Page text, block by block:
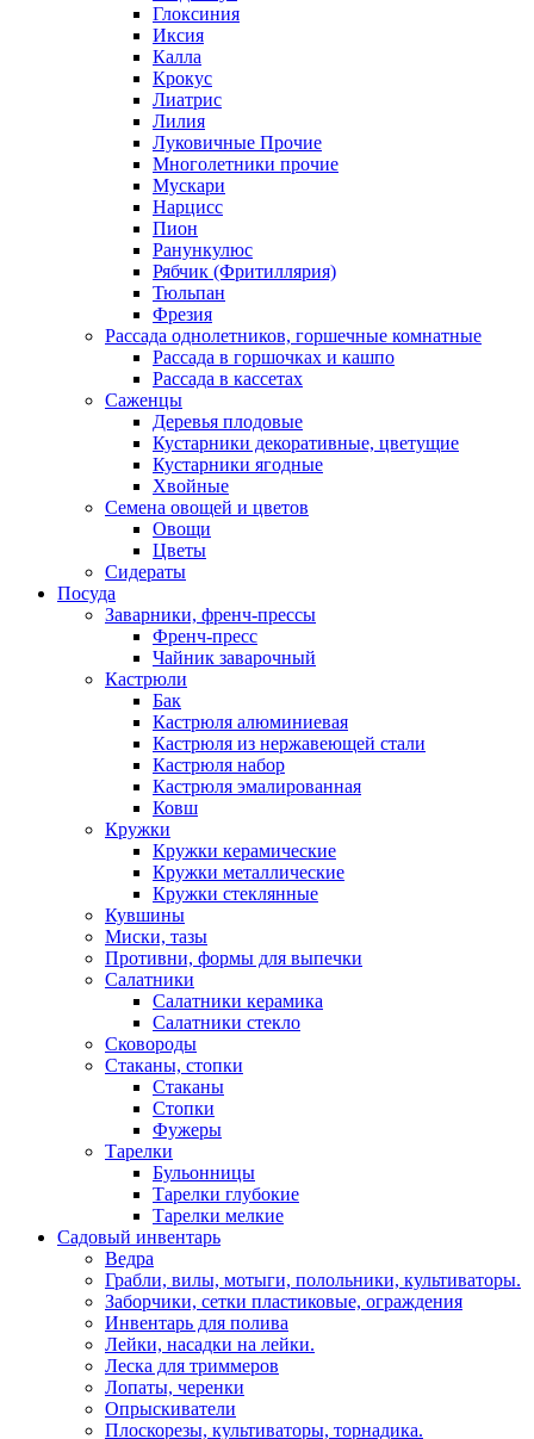
Глоксиния
Иксия
Калла
Крокус
Лиатрис
Лилия
Луковичные Прочие
Многолетники прочие
Мускари
Нарцисс
Пион
Ранункулюс
Рябчик (Фритиллярия)
Тюльпан
Фрезия
Рассада однолетников, горшечные комнатные
Рассада в горшочках и кашпо
Рассада в кассетах
Саженцы
Деревья плодовые
Кустарники декоративные, цветущие
Кустарники ягодные
Хвойные
Семена овощей и цветов
Овощи
Цветы
Сидераты
Посуда
Заварники, френч-прессы
Френч-пресс
Чайник заварочный
Кастрюли
Бак
Кастрюля алюминиевая
Кастрюля из нержавеющей стали
Кастрюля набор
Кастрюля эмалированная
Ковш
Кружки
Кружки керамические
Кружки металлические
Кружки стеклянные
Кувшины
Миски, тазы
Противни, формы для выпечки
Салатники
Салатники керамика
Салатники стекло
Сковороды
Стаканы, стопки
Стаканы
Стопки
Фужеры
Тарелки
Бульонницы
Тарелки глубокие
Тарелки мелкие
Садовый инвентарь
Ведра
Грабли, вилы, мотыги, полольники, культиваторы.
Заборчики, сетки пластиковые, ограждения
Инвентарь для полива
Лейки, насадки на лейки.
Леска для триммеров
Лопаты, черенки
Опрыскиватели
Плоскорезы, культиваторы, торнадика.